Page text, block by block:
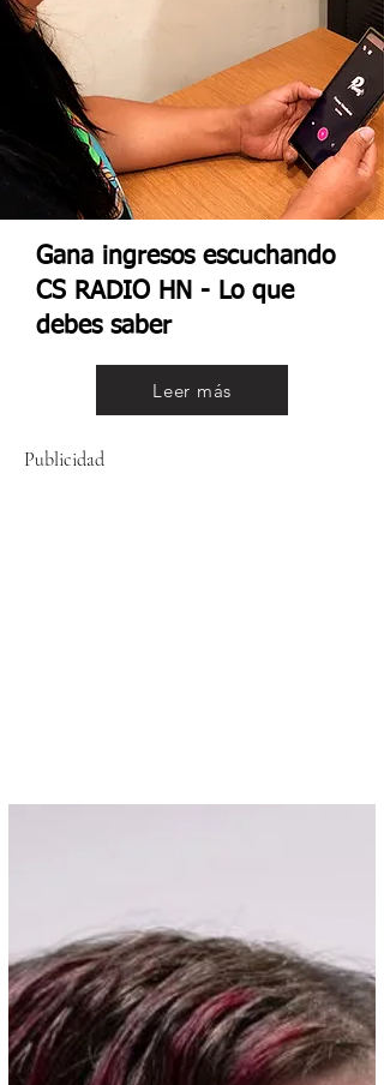
Gana ingresos escuchando
CS RADIO HN - Lo que
debes saber
Leer más
Publicidad